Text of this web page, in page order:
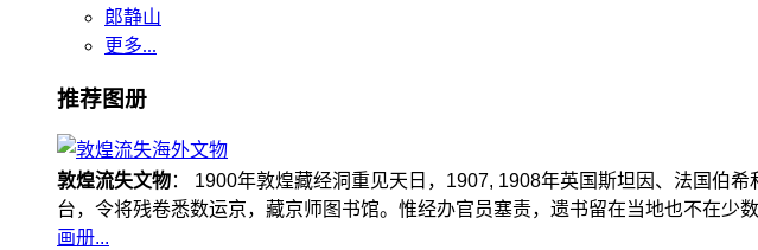
郎静山
更多...
推荐图册
敦煌流失文物： 1900年敦煌藏经洞重见天日，1907, 1908年英国斯坦因、法国伯
台，令将残卷悉数运京，藏京师图书馆。惟经办官员塞责，遗书留在当地也不在少
画册...